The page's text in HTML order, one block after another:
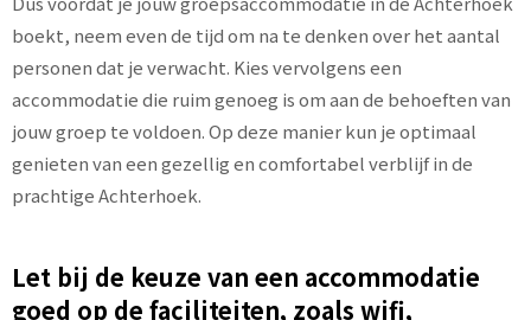
boekt, neem even de tijd om na te denken over het aantal
personen dat je verwacht. Kies vervolgens een
accommodatie die ruim genoeg is om aan de behoeften van
jouw groep te voldoen. Op deze manier kun je optimaal
genieten van een gezellig en comfortabel verblijf in de
prachtige Achterhoek.
Let bij de keuze van een accommodatie
goed op de faciliteiten, zoals wifi,